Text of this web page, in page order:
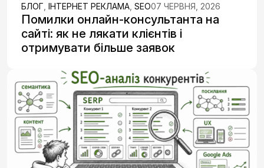
БЛОГ ІНТЕРНЕТ РЕКЛАМА SEO07 ЧЕРВНЯ, 2026
Помилки онлайн-консультанта на
сайті: як не лякати клієнтів і
отримувати більше заявок